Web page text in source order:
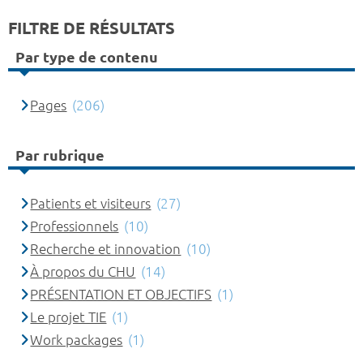
FILTRE DE RÉSULTATS
Par type de contenu
Pages (206)
Par rubrique
Patients et visiteurs (27)
Professionnels (10)
Recherche et innovation (10)
À propos du CHU (14)
PRÉSENTATION ET OBJECTIFS (1)
Le projet TIE (1)
Work packages (1)